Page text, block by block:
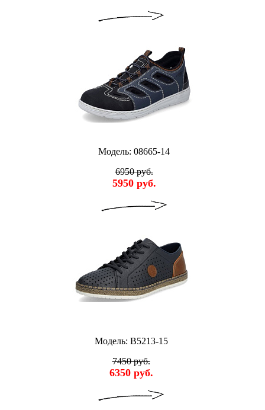
Модель: 08665-14
6950 руб.
5950 руб.
Модель: B5213-15
7450 руб.
6350 руб.